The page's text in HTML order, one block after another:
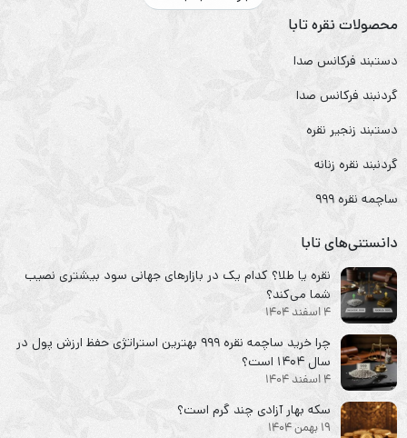
محصولات نقره تابا
دستبند فرکانس صدا
گردنبند فرکانس صدا
دستبند زنجیر نقره
گردنبند نقره زنانه
ساچمه نقره ۹۹۹
دانستنی‌های تابا
نقره یا طلا؟ کدام یک در بازارهای جهانی سود بیشتری نصیب
شما می‌کند؟
4 اسفند 1404
چرا خرید ساچمه نقره ۹۹۹ بهترین استراتژی حفظ ارزش پول در
سال ۱۴۰۴ است؟
4 اسفند 1404
سکه‌ بهار آزادی چند گرم است؟
19 بهمن 1404